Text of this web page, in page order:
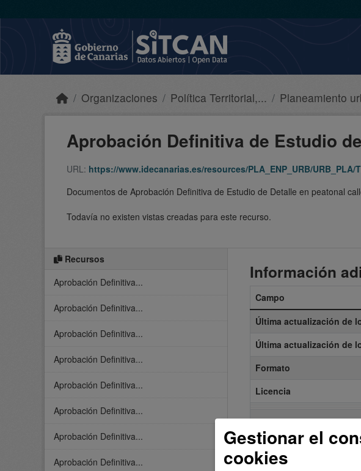
Organizaciones Política Territorial,... Planeamiento
Aprobación Definitiva de Estudio
URL: https://www.idecanarias.es/resources/PLA_ENP_URB/
Documentos de Aprobación Definitiva de Estudio de Detalle en peatonal
Todavía no existen vistas creadas para este recurso.
Recursos
Aprobación Definitiva...
Aprobación Definitiva...
Aprobación Definitiva...
Aprobación Definitiva...
Aprobación Definitiva...
Aprobación Definitiva...
Aprobación Definitiva...
Aprobación Definitiva...
Información
Campo
Última actualización de
Última actualización de
Formato
Licencia
Gestionar el
cookies